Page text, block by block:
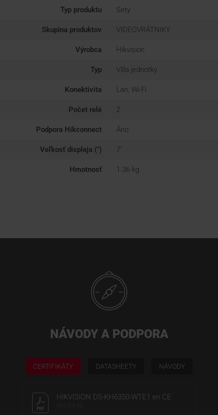
Typ produktu Sety
Skupina produktov VIDEOVRÁTNIKY
Výrobca Hikvision
Typ Villa jednotky
Konektivita Lan, Wi-Fi
Počet relé 2
Podpora Hikconnect Áno
Veľkosť displeja (") 7"
Hmotnosť 1.36 kg
NÁVODY A PODPORA
CERTIFIKÁTY DATASHEETY NÁVODY
HIKVISION DS-KH6350-WTE1 en CE